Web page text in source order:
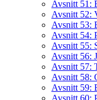
Avsnitt 51:
Avsnitt 52:
Avsnitt 53:
Avsnitt 54:
Avsnitt 55:
Avsnitt 56:
Avsnitt 57:
Avsnitt 58:
Avsnitt 59:
Avsnitt 60: